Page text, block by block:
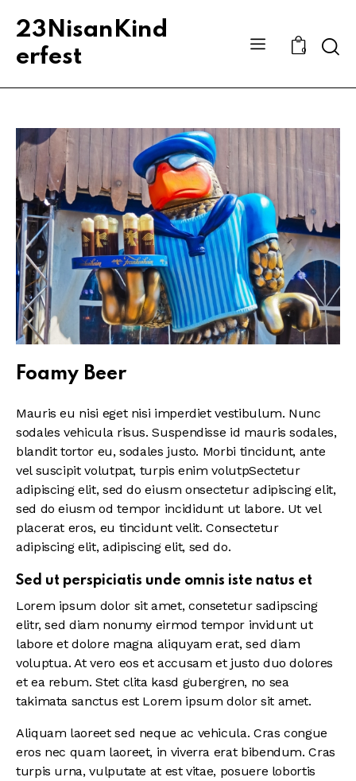
23NisanKind
erfest
0
Foamy Beer
Mauris eu nisi eget nisi imperdiet vestibulum. Nunc
sodales vehicula risus. Suspendisse id mauris sodales,
blandit tortor eu, sodales justo. Morbi tincidunt, ante
vel suscipit volutpat, turpis enim volutpSectetur
adipiscing elit, sed do eiusm onsectetur adipiscing elit,
sed do eiusm od tempor incididunt ut labore. Ut vel
placerat eros, eu tincidunt velit. Consectetur
adipiscing elit, adipiscing elit, sed do.
Sed ut perspiciatis unde omnis iste natus et
Lorem ipsum dolor sit amet, consetetur sadipscing
elitr, sed diam nonumy eirmod tempor invidunt ut
labore et dolore magna aliquyam erat, sed diam
voluptua. At vero eos et accusam et justo duo dolores
et ea rebum. Stet clita kasd gubergren, no sea
takimata sanctus est Lorem ipsum dolor sit amet.
Aliquam laoreet sed neque ac vehicula. Cras congue
eros nec quam laoreet, in viverra erat bibendum. Cras
turpis urna, vulputate at est vitae, posuere lobortis